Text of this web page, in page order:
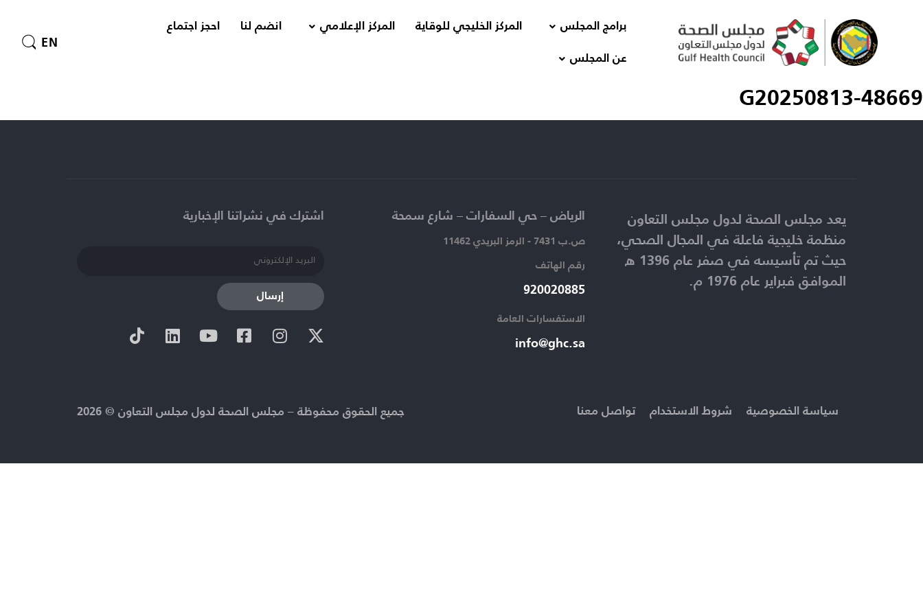
EN
احجز اجتماع انضم لنا المركز الإعلامي المركز الخليجي للوقاية برامج المجلس
عن المجلس
G20250813-48669
اشترك في نشراتنا الإخبارية​
إرسال
الرياض – حي السفارات – شارع سمحة​
ص.ب 7431 - الرمز البريدي 11462
رقم الهاتف​
920020885​
الاستفسارات العامة ​
info@ghc.sa​
يعد مجلس الصحة لدول مجلس التعاون
منظمة خليجية فاعلة في المجال الصحي،
حيث تم تأسيسه في صفر عام 1396 ه
الموافق فبراير عام 1976 م.
جميع الحقوق محفوظة – مجلس الصحة لدول مجلس التعاون © 2026 تواصل معنا شروط الاستخدام سياسة الخصوصية